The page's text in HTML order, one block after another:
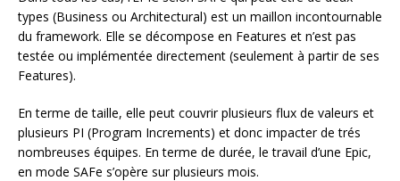
types (Business ou Architectural) est un maillon incontournable
du framework. Elle se décompose en Features et n’est pas
testée ou implémentée directement (seulement à partir de ses
Features).
En terme de taille, elle peut couvrir plusieurs flux de valeurs et
plusieurs PI (Program Increments) et donc impacter de trés
nombreuses équipes. En terme de durée, le travail d’une Epic,
en mode SAFe s’opère sur plusieurs mois.